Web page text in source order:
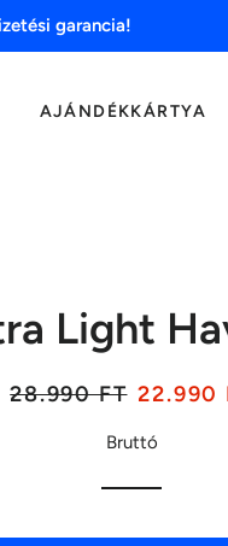
garancia!
AJÁNDÉKKÁRTYA
Light
Listaár
28.990 FT Akciós
22.990
Bruttó